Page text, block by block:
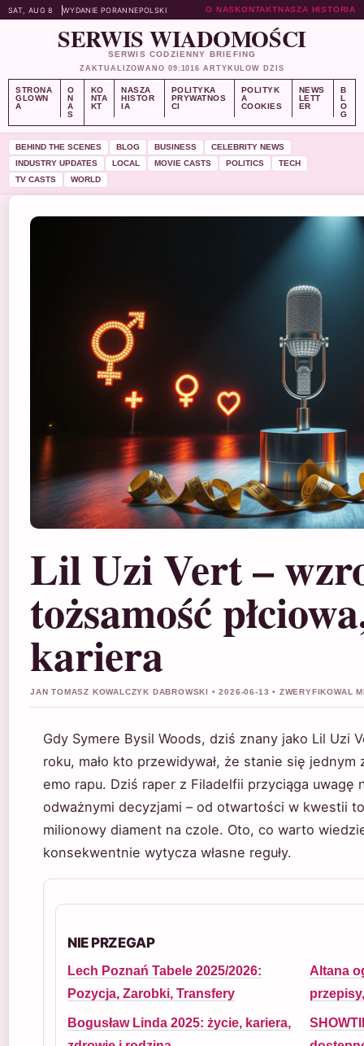
SAT, AUG 8 WYDANIE PORANNEPOLSKI O NASKONTAKTNASZA HISTORIA
SERWIS WIADOMOŚCI
SERWIS CODZIENNY BRIEFING
ZAKTUALIZOWANO 09:1016 ARTYKULOW DZIS
STRONA
GLOWN
A
O
N
A
S
KO
NTA
KT
NASZA
HISTOR
IA
POLITYKA
PRYWATNOS
CI
POLITYK
A
COOKIES
NEWS
LETT
ER
B
L
O
G
BEHIND THE SCENES BLOG BUSINESS
CELEBRITY NEWS
INDUSTRY UPDATES
LOCAL MOVIE CASTS POLITICS
TECH
TV CASTS
WORLD
Lil Uzi Vert –
tożsamość
kariera
JAN TOMASZ KOWALCZYK DABROWSKI • 2026-06-13 • ZWERYFIKOWAL
Gdy Symere Bysil Woods, dziś znany jako Lil Uzi
roku, mało kto przewidywał, że stanie się
emo rapu. Dziś raper z Filadelfii przyciąga uwagę
odważnymi decyzjami – od otwartości w kwestii
milionowy diament na czole. Oto, co warto
konsekwentnie wytycza własne reguły.
NIE PRZEGAP
Lech Poznań Tabele 2025/2026:
Pozycja, Zarobki, Transfery
Altana
Bogusław Linda 2025: życie, kariera,